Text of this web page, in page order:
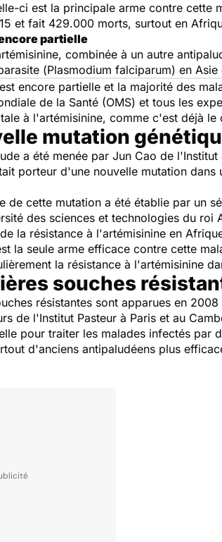
ci est la principale arme contre cette
et fait 429.000 morts, surtout en
partielle
combinée à un autre
(Plasmodium falciparum) en Asie
encore partielle et la majorité des
de la Santé (OMS) et tous les
à l'artémisinine, comme c'est déjà le
mutation
a été menée par Jun Cao de
porteur d'une nouvelle mutation
de cette mutation a été établie par un
des sciences et technologies du roi
la résistance à l'artémisinine en
la seule arme efficace contre cette
la résistance à l'artémisinine
souches
résistantes sont apparues en
de l'Institut Pasteur à Paris et au
pour traiter les malades infectés par
d'anciens antipaludéens plus